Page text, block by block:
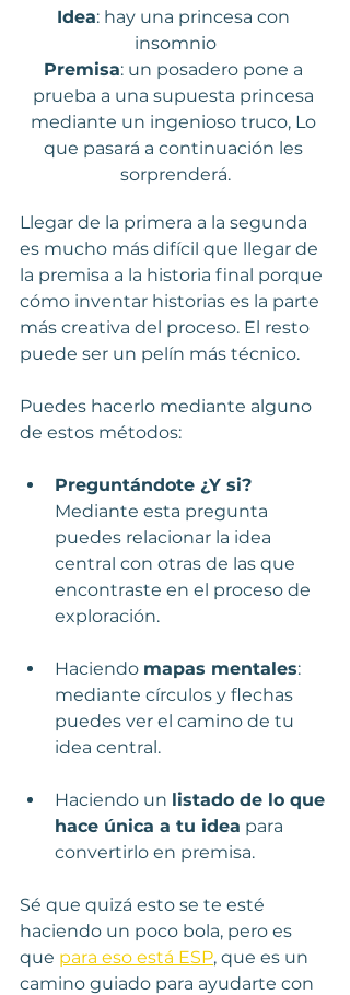
Idea: hay una princesa con
insomnio
Premisa: un posadero pone a
prueba a una supuesta princesa
mediante un ingenioso truco, Lo
que pasará a continuación les
sorprenderá.
Llegar de la primera a la segunda
es mucho más difícil que llegar de
la premisa a la historia final porque
cómo inventar historias es la parte
más creativa del proceso. El resto
puede ser un pelín más técnico.
Puedes hacerlo mediante alguno
de estos métodos:
Preguntándote ¿Y si?
Mediante esta pregunta
puedes relacionar la idea
central con otras de las que
encontraste en el proceso de
exploración.
Haciendo mapas mentales:
mediante círculos y flechas
puedes ver el camino de tu
idea central.
Haciendo un listado de lo que
hace única a tu idea para
convertirlo en premisa.
Sé que quizá esto se te esté
haciendo un poco bola, pero es
que para eso está ESP, que es un
camino guiado para ayudarte con